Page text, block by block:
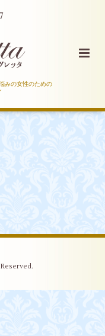
みの女性のための